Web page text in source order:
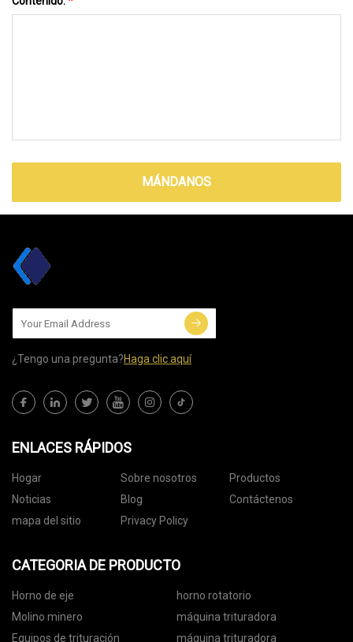
MÁNDANOS
¿Tengo una pregunta?Haga clic aquí
ENLACES RÁPIDOS
Hogar Sobre nosotros
Productos
Noticias
Blog
Contáctenos
mapa del sitio
Privacy Policy
CATEGORIA DE PRODUCTO
Horno de eje
horno rotatorio
Molino minero
máquina trituradora
Equipos de trituración
máquina trituradora